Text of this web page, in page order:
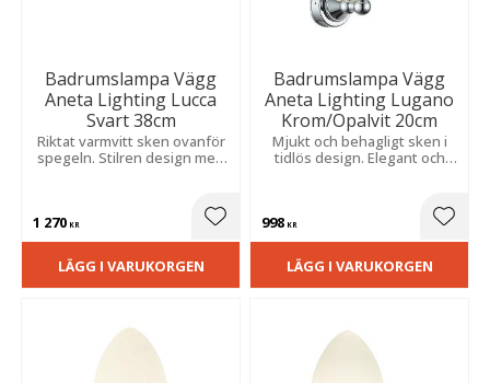
Badrumslampa Vägg
Aneta Lighting Lucca
Svart 38cm
Riktat varmvitt sken ovanför
spegeln. Stilren design med
1 270 KR Lägg till i favoriter
LÄGG I VARUKORGEN
Badrumslampa Vägg
Aneta Lighting Lugano
Krom/Opalvit 20cm
Mjukt och behagligt sken i
tidlös design. Elegant och
998 KR
LÄGG I VARUKORGEN